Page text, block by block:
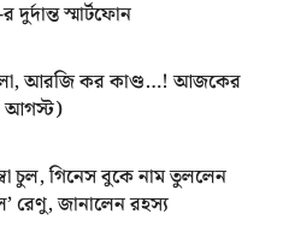
স্মার্টফোন
আরজি কর কাণ্ড…! আজকের
আগস্ট)
চুল, গিনেস বুকে নাম তুললেন
রেণু, জানালেন রহস্য